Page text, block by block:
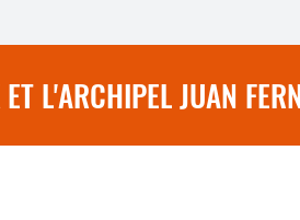
L'ARCHIPEL JUAN